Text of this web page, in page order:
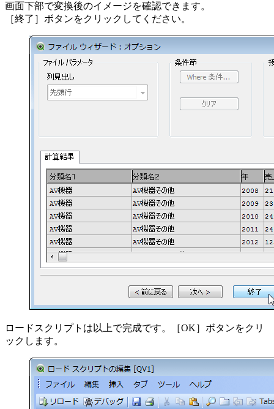
画面下部で変換後のイメージを確認できます。
［終了］ボタンをクリックしてください。
ロードスクリプトは以上で完成です。［OK］ボタンをクリ
ックします。